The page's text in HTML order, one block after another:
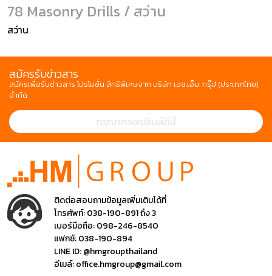
78 Masonry Drills / สว่าน
สว่าน
สมัครรับข่าวสาร
สมัครเพื่อรับข่าวสาร โปรโมชั่น สิทธิพิเศษจาก บริษัท เอช.เอ็ม. กรุ๊ป (ประเทศไทย)
จำกัด
ติดต่อสอบถามข้อมูลเพิ่มเติมได้ที่
โทรศัพท์:038-190-891 ถึง 3
เบอร์มือถือ:098-246-8540
แฟกซ์:038-190-894
LINE ID:@hmgroupthailand
อีเมล์:office.hmgroup@gmail.com